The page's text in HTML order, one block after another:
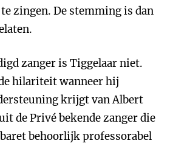
zingen. De stemming is dan
zanger is Tiggelaar niet.
hilariteit wanneer hij
krijgt van Albert
de Privé bekende zanger die
behoorlijk professorabel